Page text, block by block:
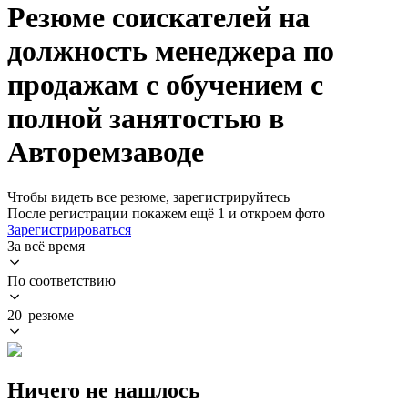
Резюме соискателей на
должность менеджера по
продажам с обучением с
полной занятостью в
Авторемзаводе
Чтобы видеть все резюме, зарегистрируйтесь
После регистрации покажем ещё 1 и откроем фото
Зарегистрироваться
За всё время
По соответствию
20 резюме
Ничего не нашлось